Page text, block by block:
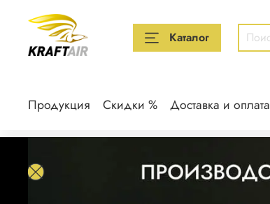
Каталог
Продукция Скидки % Доставка и оплата